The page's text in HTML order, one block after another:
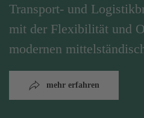
Transport- und
mit der Flexibilität und
modernen
mehr erfahren